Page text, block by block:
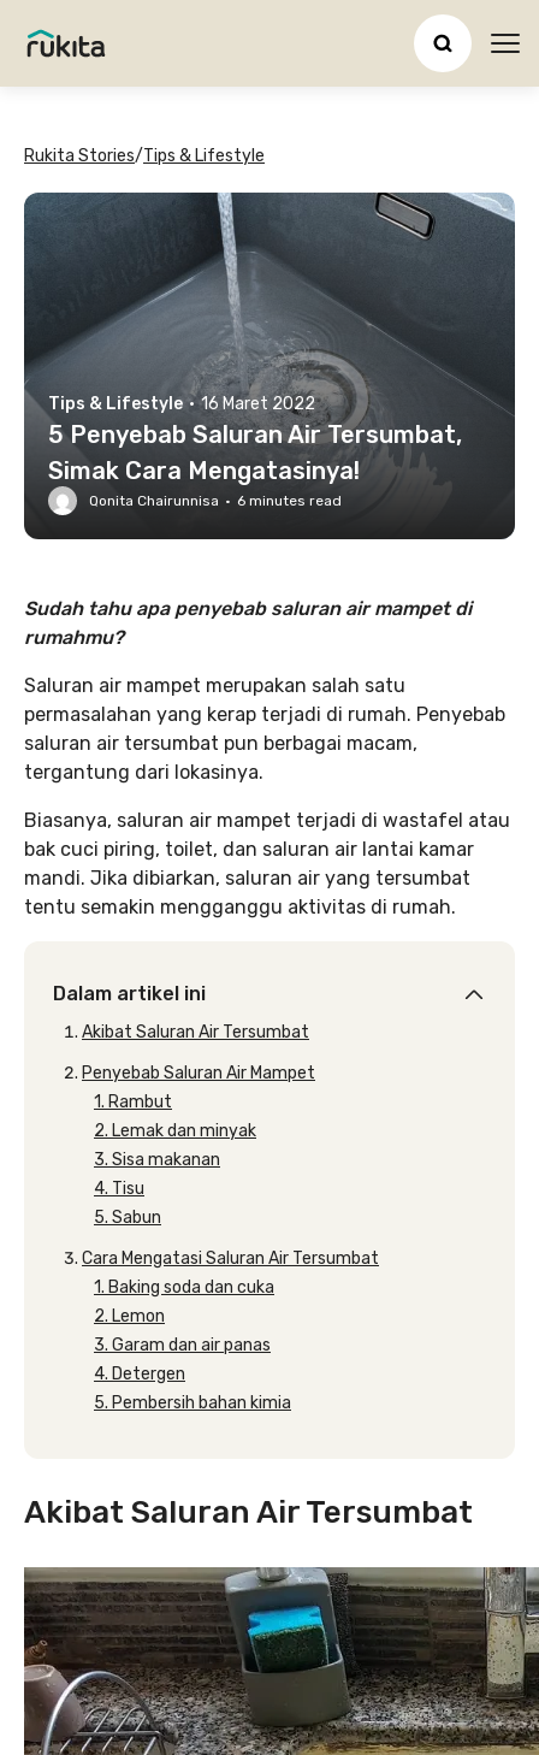
Rukita Stories/Tips & Lifestyle
Tips & Lifestyle · 16 Maret 2022
5 Penyebab Saluran Air Tersumbat,
Simak Cara Mengatasinya!
Qonita Chairunnisa · 6 minutes read
Sudah tahu apa penyebab saluran air mampet di
rumahmu?
Saluran air mampet merupakan salah satu
permasalahan yang kerap terjadi di rumah. Penyebab
saluran air tersumbat pun berbagai macam,
tergantung dari lokasinya.
Biasanya, saluran air mampet terjadi di wastafel atau
bak cuci piring, toilet, dan saluran air lantai kamar
mandi. Jika dibiarkan, saluran air yang tersumbat
tentu semakin mengganggu aktivitas di rumah.
Dalam artikel ini
Akibat Saluran Air Tersumbat
Penyebab Saluran Air Mampet
1. Rambut
2. Lemak dan minyak
3. Sisa makanan
4. Tisu
5. Sabun
Cara Mengatasi Saluran Air Tersumbat
1. Baking soda dan cuka
2. Lemon
3. Garam dan air panas
4. Detergen
5. Pembersih bahan kimia
Akibat Saluran Air Tersumbat